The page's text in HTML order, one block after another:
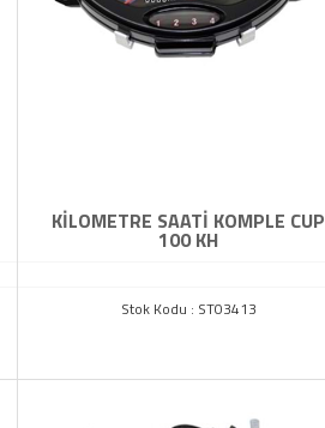
KİLOMETRE SAATİ KOMPLE CUP
100 KH
Stok Kodu : ST03413